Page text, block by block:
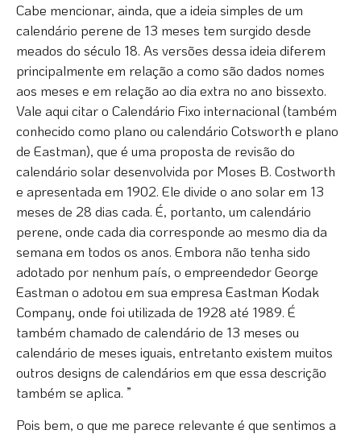
Cabe mencionar, ainda, que a ideia simples de um
calendário perene de 13 meses tem surgido desde
meados do século 18. As versões dessa ideia diferem
principalmente em relação a como são dados nomes
aos meses e em relação ao dia extra no ano bissexto.
Vale aqui citar o Calendário Fixo internacional (também
conhecido como plano ou calendário Cotsworth e plano
de Eastman), que é uma proposta de revisão do
calendário solar desenvolvida por Moses B. Costworth
e apresentada em 1902. Ele divide o ano solar em 13
meses de 28 dias cada. É, portanto, um calendário
perene, onde cada dia corresponde ao mesmo dia da
semana em todos os anos. Embora não tenha sido
adotado por nenhum país, o empreendedor George
Eastman o adotou em sua empresa Eastman Kodak
Company, onde foi utilizada de 1928 até 1989. É
também chamado de calendário de 13 meses ou
calendário de meses iguais, entretanto existem muitos
outros designs de calendários em que essa descrição
também se aplica. ”
Pois bem, o que me parece relevante é que sentimos a